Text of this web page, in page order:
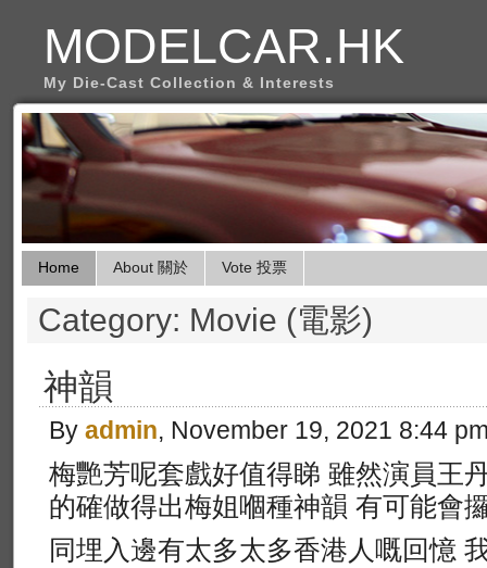
MODELCAR.HK
My Die-Cast Collection & Interests
Home About 關於 Vote 投票
Category: Movie (電影)
神韻
By admin, November 19, 2021 8:44
梅艷芳呢套戲好值得睇 雖然演員王
的確做得出梅姐嗰種神韻 有可能會
同埋入邊有太多太多香港人嘅回憶